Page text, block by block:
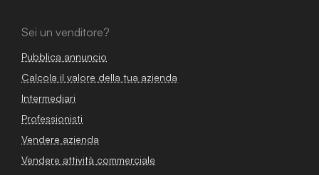
Sei un venditore?
Pubblica annuncio
Calcola il valore della tua azienda
Intermediari
Professionisti
Vendere azienda
Vendere attività commerciale